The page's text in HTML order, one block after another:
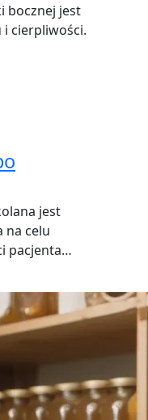
bocznej jest
i cierpliwości.
jest
na celu
pacjenta…